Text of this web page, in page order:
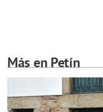
Más en Petín